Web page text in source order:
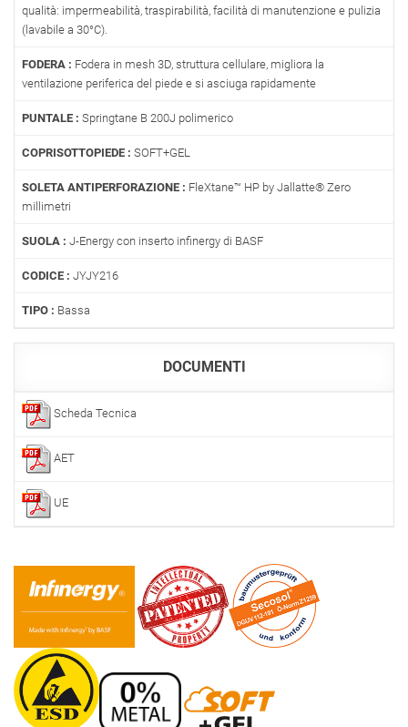
qualità: impermeabilità, traspirabilità, facilità di manutenzione e pulizia
(lavabile a 30°C).
FODERA : Fodera in mesh 3D, struttura cellulare, migliora la
ventilazione periferica del piede e si asciuga rapidamente
PUNTALE : Springtane B 200J polimerico
COPRISOTTOPIEDE : SOFT+GEL
SOLETA ANTIPERFORAZIONE : FleXtane™ HP by Jallatte® Zero
millimetri
SUOLA : J-Energy con inserto infinergy di BASF
CODICE : JYJY216
TIPO : Bassa
DOCUMENTI
Scheda Tecnica
AET
UE